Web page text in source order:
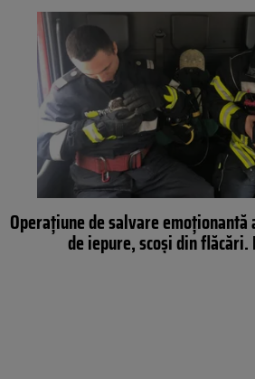
Operațiune de salvare
de iepure, scoși din flăcări.